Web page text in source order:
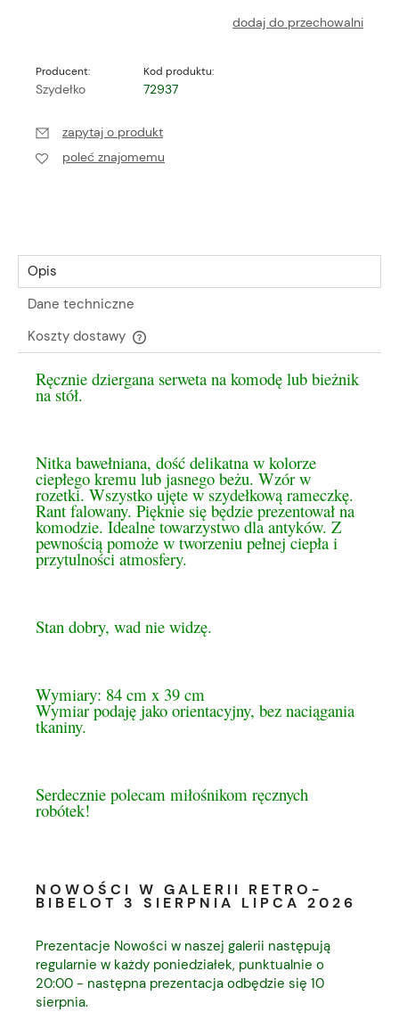
dodaj do przechowalni
Producent:
Szydełko
Kod produktu:
72937
zapytaj o produkt
poleć znajomemu
Opis
Dane techniczne
Koszty dostawy
Cena nie zawiera ewentualnych kosztów płatności
Ręcznie dziergana serweta na komodę lub bieżnik
na stół.
Nitka bawełniana, dość delikatna w kolorze
ciepłego kremu lub jasnego beżu. Wzór w
rozetki. Wszystko ujęte w szydełkową rameczkę.
Rant falowany. Pięknie się będzie prezentował na
komodzie. Idealne towarzystwo dla antyków. Z
pewnością pomoże w tworzeniu pełnej ciepła i
przytulności atmosfery.
Stan dobry, wad nie widzę.
Wymiary: 84 cm x 39 cm
Wymiar podaję jako orientacyjny, bez naciągania
tkaniny.
Serdecznie polecam miłośnikom ręcznych
robótek!
NOWOŚCI W GALERII RETRO-
BIBELOT 3 SIERPNIA LIPCA 2026
Prezentacje Nowości w naszej galerii następują
regularnie w każdy poniedziałek, punktualnie o
20:00 - następna prezentacja odbędzie się 10
sierpnia.